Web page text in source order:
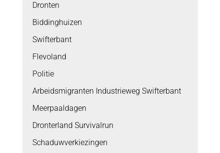
Dronten
Biddinghuizen
Swifterbant
Flevoland
Politie
Arbeidsmigranten Industrieweg Swifterbant
Meerpaaldagen
Dronterland Survivalrun
Schaduwverkiezingen